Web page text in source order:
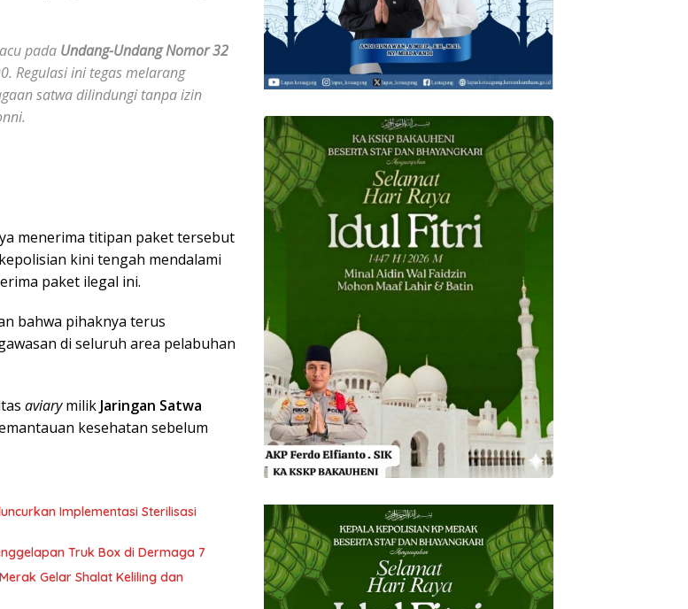
pada Undang-Undang Nomor 32
Regulasi ini tegas melarang
satwa dilindungi tanpa izin
menerima titipan paket tersebut
kini tengah mendalami
paket ilegal ini.
bahwa pihaknya terus
di seluruh area pelabuhan
aviarymilik Jaringan Satwa
kesehatan sebelum
Implementasi Sterilisasi
Truk Box di Dermaga 7
Gelar Shalat Keliling dan